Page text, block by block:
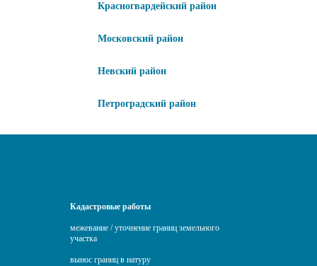
Красногвардейский район
Московский район
Невский район
Петроградский район
Кадастровые работы
межевание / уточнение границ земельного
участка
вынос границ в натуру